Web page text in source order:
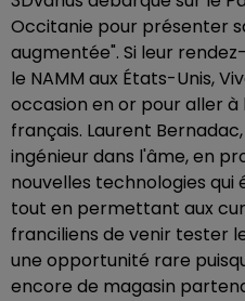
Occitanie pour présenter
augmentée". Si leur
le NAMM aux États-Unis,
occasion en or pour aller
français. Laurent
ingénieur dans l'âme, en
nouvelles technologies qui
tout en permettant aux
franciliens de venir tester
une opportunité rare
encore de magasin